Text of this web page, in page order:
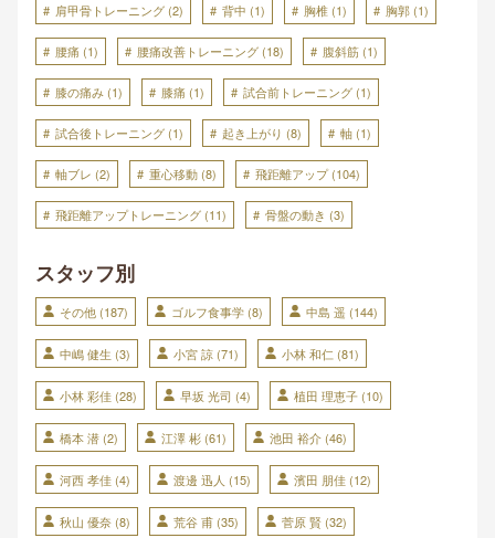
肩甲骨トレーニング (2) 背中 (1) 胸椎 (1) 胸郭 (1)
腰痛 (1) 腰痛改善トレーニング (18) 腹斜筋 (1)
膝の痛み (1) 膝痛 (1) 試合前トレーニング (1)
試合後トレーニング (1) 起き上がり (8) 軸 (1)
軸ブレ (2) 重心移動 (8) 飛距離アップ(104)
飛距離アップトレーニング (11) 骨盤の動き (3)
スタッフ別
その他 (187) ゴルフ食事学 (8) 中島 遥 (144)
中嶋 健生 (3) 小宮 諒 (71) 小林 和仁 (81)
小林 彩佳 (28) 早坂 光司 (4) 植田 理恵子 (10)
橋本 潜 (2) 江澤 彬 (61) 池田 裕介 (46)
河西 孝佳 (4) 渡邊 迅人 (15) 濱田 朋佳 (12)
秋山 優奈 (8) 荒谷 甫 (35) 菅原 賢 (32)